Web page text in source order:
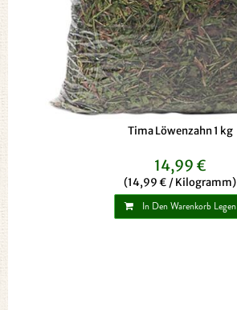
Tima Löwenzahn 1 kg
14,99 €
(14,99 € / Kilogramm)
In Den Warenkorb Legen